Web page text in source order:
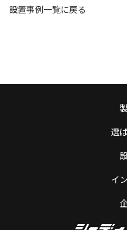
設置事例一覧に戻る
選
イ